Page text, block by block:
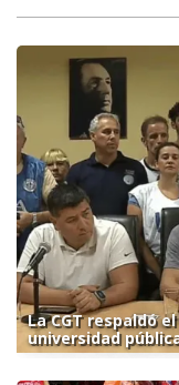
La CGT respaldó
universidad